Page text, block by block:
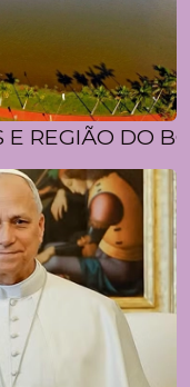
REGIÃO DO